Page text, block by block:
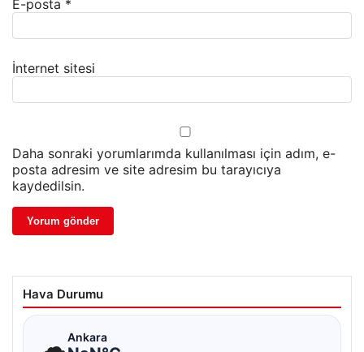
E-posta *
İnternet sitesi
Daha sonraki yorumlarımda kullanılması için adım, e-
posta adresim ve site adresim bu tarayıcıya
kaydedilsin.
Hava Durumu
Ankara